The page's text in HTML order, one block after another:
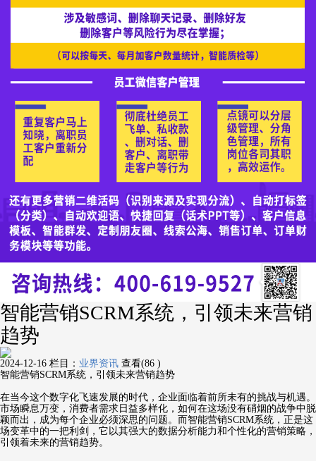
智能营销SCRM系统，引领未来营销
趋势
2024-12-16 栏目： 业界资讯 查看(86 )
智能营销SCRM系统，引领未来营销趋势
在当今这个数字化飞速发展的时代，企业面临着前所未有的挑战与机遇。
市场瞬息万变，消费者需求日益多样化，如何在这场没有硝烟的战争中脱
颖而出，成为每个企业必须深思的问题。而智能营销SCRM系统，正是这
场变革中的一把利剑，它以其强大的数据分析能力和个性化的营销策略，
引领着未来的营销趋势。